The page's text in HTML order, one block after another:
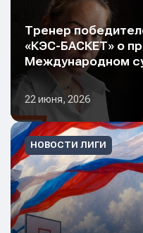
Тренер
«КЭС-БАСКЕТ» о
Международном
22 июня, 2026
НОВОСТИ ЛИГИ